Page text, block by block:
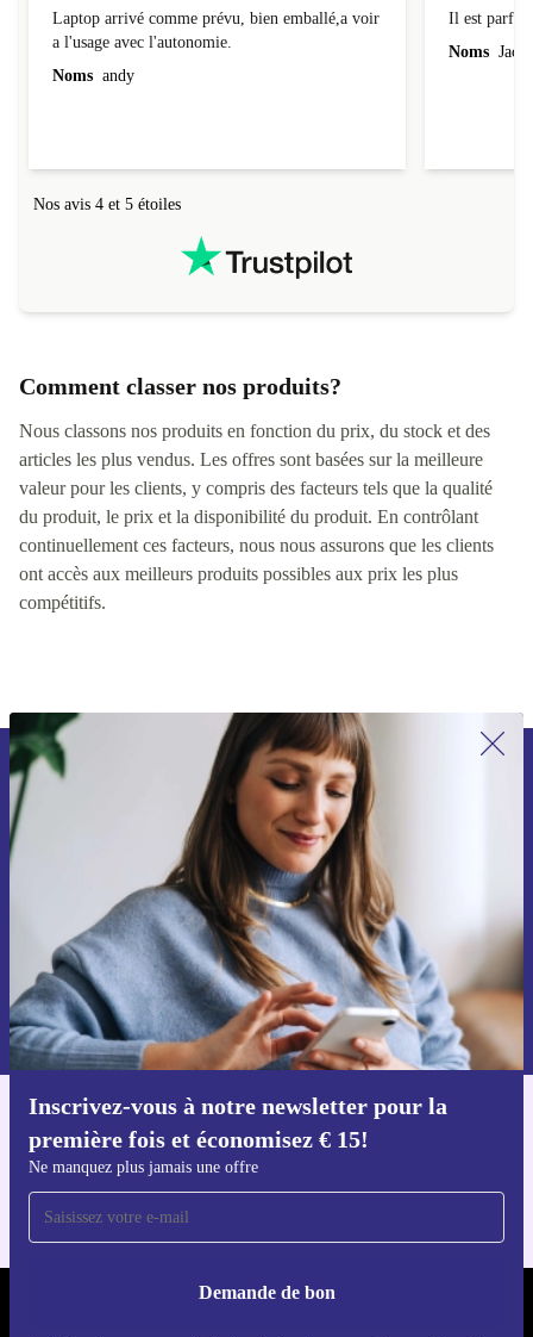
Laptop arrivé comme prévu, bien emballé,a voir
a l'usage avec l'autonomie.
Noms andy
Il est parfait
Noms
Nos avis 4 et 5 étoiles
Comment classer nos produits?
Nous classons nos produits en fonction du prix, du stock et des
articles les plus vendus. Les offres sont basées sur la meilleure
valeur pour les clients, y compris des facteurs tels que la qualité
du produit, le prix et la disponibilité du produit. En contrôlant
continuellement ces facteurs, nous nous assurons que les clients
ont accès aux meilleurs produits possibles aux prix les plus
compétitifs.
Inscrivez-vous à notre newsletter pour la
première fois et économisez € 15!
Ne manquez plus jamais une offre
Demande de bon
Inscrivez-vous à notre newsletter pour
la première fois et économisez 15 € !
Ne manquez plus aucune offre.
Voucher aanvragen
Retrouvez les informations sur l'utilisation des données personnelles
dans notrepolitique de confidentialité.
Téléchargez l'application refurbed
Pour iOS et Android